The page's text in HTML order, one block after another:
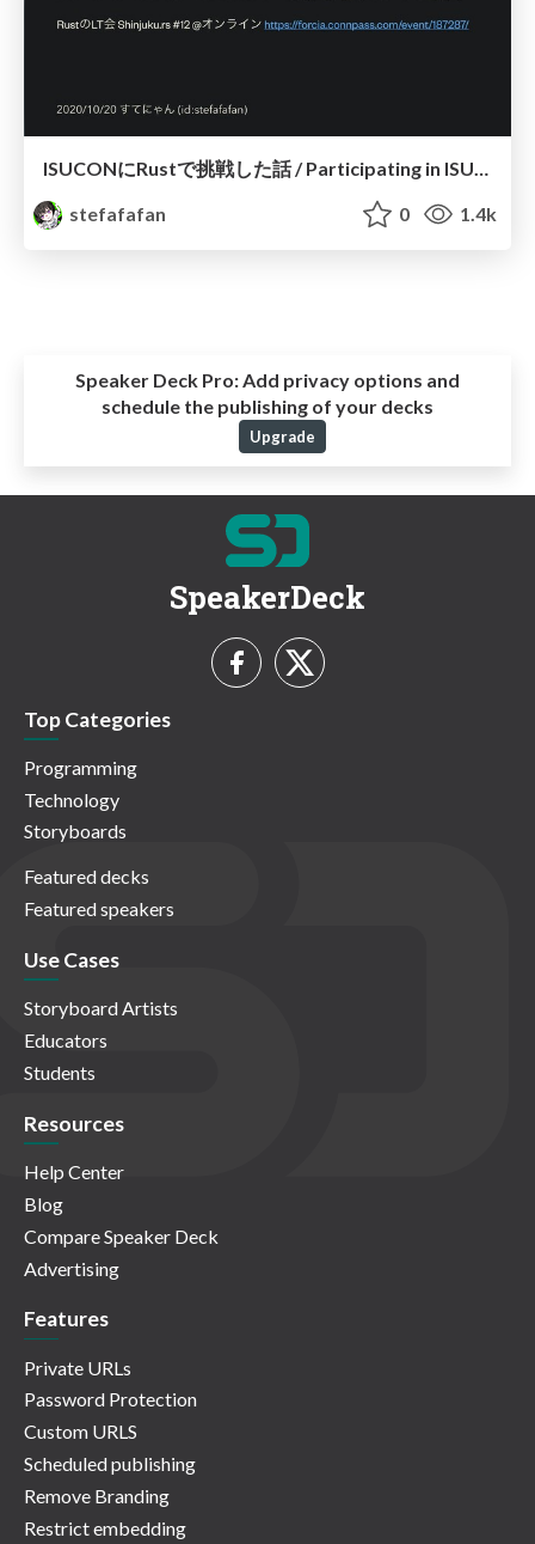
ISUCONにRustで挑戦した話 / Participating in ISUCON with Rust
stefafafan
0 1.4k
Speaker Deck Pro:Add privacy options and
schedule the publishing of your decks
Upgrade
SpeakerDeck
Top Categories
Programming
Technology
Storyboards
Featured decks
Featured speakers
Use Cases
Storyboard Artists
Educators
Students
Resources
Help Center
Blog
Compare Speaker Deck
Advertising
Features
Private URLs
Password Protection
Custom URLS
Scheduled publishing
Remove Branding
Restrict embedding